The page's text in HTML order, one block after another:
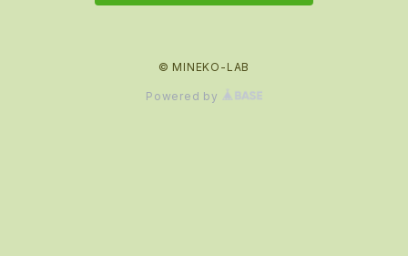
© MINEKO-LAB
Powered by